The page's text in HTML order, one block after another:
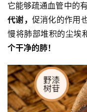
它能够疏通血管中的
代谢， 促消化的作用
慢将肺部堆积的尘埃
个干净的肺！